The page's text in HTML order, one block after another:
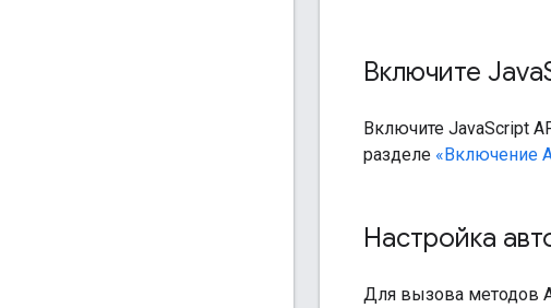
Включите Java
Включите JavaScript
разделе «Включение
Настройка
Для вызова методов